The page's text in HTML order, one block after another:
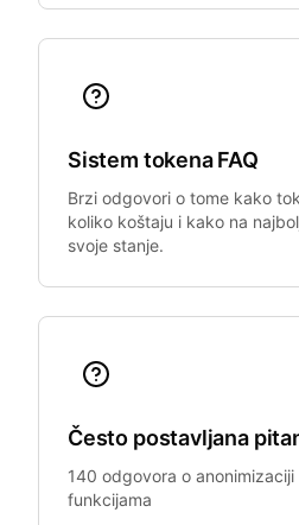
Sistem tokena FAQ
Brzi odgovori o tome kako
koliko koštaju i kako na
svoje stanje.
Često postavljana
140 odgovora o
funkcijama